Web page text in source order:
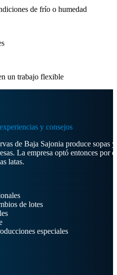
de frío o humedad
un trabajo flexible
y consejos
de Baja Sajonia produce sopas
La empresa optó entonces
latas.
de lotes
especiales